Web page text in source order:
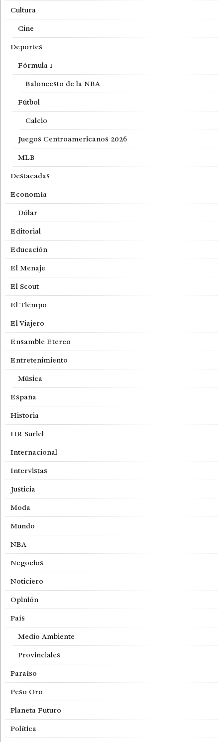
Cultura
Cine
Deportes
Fórmula 1
Baloncesto de la NBA
Fútbol
Calcio
Juegos Centroamericanos 2026
MLB
Destacadas
Economía
Dólar
Editorial
Educación
El Menaje
El Scout
El Tiempo
El Viajero
Ensamble Etereo
Entretenimiento
Música
España
Historia
HR Suriel
Internacional
Intervistas
Justicia
Moda
Mundo
NBA
Negocios
Noticiero
Opinión
País
Medio Ambiente
Provinciales
Paraíso
Peso Oro
Planeta Futuro
Política